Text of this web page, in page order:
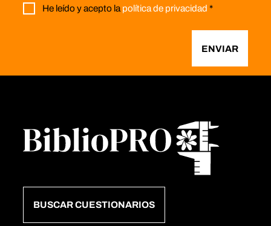
He leído y acepto lapolítica de privacidad *
ENVIAR
BUSCAR CUESTIONARIOS